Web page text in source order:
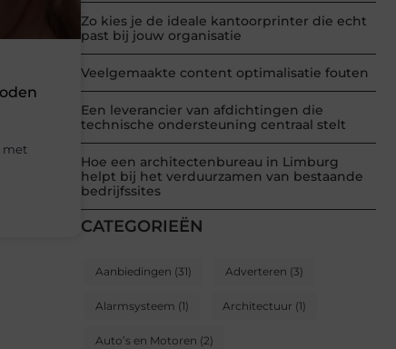
Zo kies je de ideale kantoorprinter die echt
past bij jouw organisatie
Veelgemaakte content optimalisatie fouten
Een leverancier van afdichtingen die
technische ondersteuning centraal stelt
Hoe een architectenbureau in Limburg
helpt bij het verduurzamen van bestaande
bedrijfssites
CATEGORIEËN
Aanbiedingen (31) Adverteren (3)
Alarmsysteem (1) Architectuur (1)
Auto’s en Motoren (2)
met